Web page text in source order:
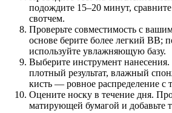
подождите 15–20 минут,
свотчем.
Проверьте совместимость с
основе берите более легкий BB;
используйте увлажняющую базу.
Выберите инструмент
плотный результат, влажный
кисть — ровное распределение с
Оцените носку в течение дня.
матирующей бумагой и добавьте